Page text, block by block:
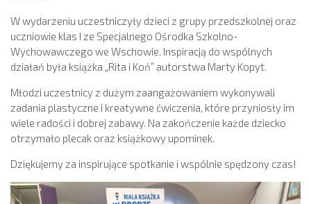
W wydarzeniu uczestniczyły dzieci z grupy przedszkolnej oraz
uczniowie klas I ze Specjalnego Ośrodka Szkolno-
Wychowawczego we Wschowie. Inspiracją do wspólnych
działań była książka „Rita i Koń” autorstwa Marty Kopyt.
Młodzi uczestnicy z dużym zaangażowaniem wykonywali
zadania plastyczne i kreatywne ćwiczenia, które przyniosły im
wiele radości i dobrej zabawy. Na zakończenie każde dziecko
otrzymało plecak oraz książkowy upominek.
Dziękujemy za inspirujące spotkanie i wspólnie spędzony czas!